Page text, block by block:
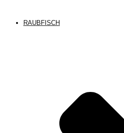
RAUBFISCH